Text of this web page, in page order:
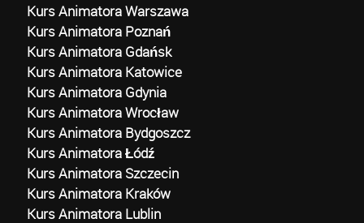
Kurs Animatora Warszawa
Kurs Animatora Poznań
Kurs Animatora Gdańsk
Kurs Animatora Katowice
Kurs Animatora Gdynia
Kurs Animatora Wrocław
Kurs Animatora Bydgoszcz
Kurs Animatora Łódź
Kurs Animatora Szczecin
Kurs Animatora Kraków
Kurs Animatora Lublin